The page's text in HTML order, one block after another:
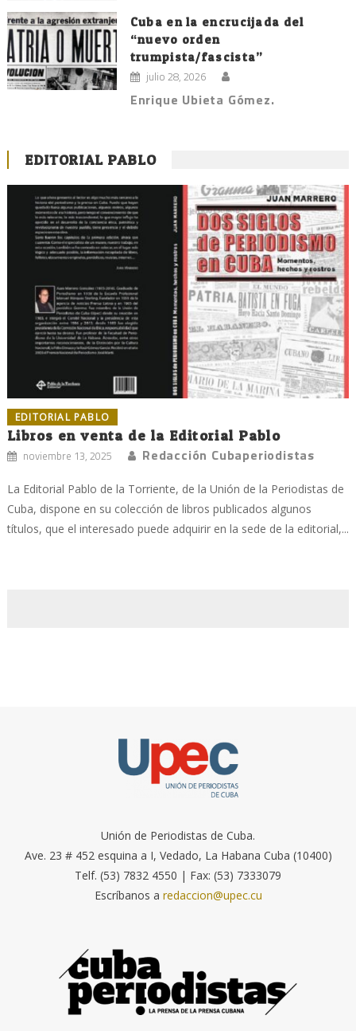
Cuba en la encrucijada del
“nuevo orden
trumpista/fascista”
julio 28, 2026
Enrique Ubieta Gómez.
EDITORIAL PABLO
EDITORIAL PABLO
Libros en venta de la Editorial Pablo
noviembre 13, 2025 Redacción Cubaperiodistas
La Editorial Pablo de la Torriente, de la Unión de la Periodistas de
Cuba, dispone en su colección de libros publicados algunos
títulos, que el interesado puede adquirir en la sede de la editorial,...
Unión de Periodistas de Cuba.
Ave. 23 # 452 esquina a I, Vedado, La Habana Cuba (10400)
Telf. (53) 7832 4550 | Fax: (53) 7333079
Escríbanos a redaccion@upec.cu